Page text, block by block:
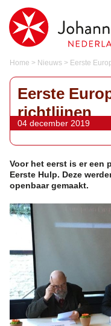
Home > Nieuws > Eerste
Eerste
richtlijnen
04 december 2019
Voor het eerst is er een
Eerste Hulp. Deze
openbaar gemaakt.